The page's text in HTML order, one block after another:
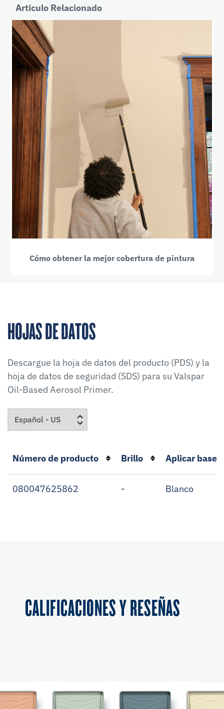
Artículo Relacionado
Cómo obtener la mejor cobertura de pintura
HOJAS DE DATOS
Descargue la hoja de datos del producto (PDS) y la
hoja de datos de seguridad (SDS) para suValspar
Oil-Based Aerosol Primer.
Número de producto Brillo Aplicar base
080047625862 - Blanco
CALIFICACIONES Y RESEÑAS